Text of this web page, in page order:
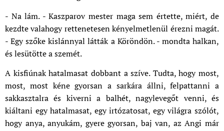
- Na lám. - Kaszparov mester maga sem értette, miért, de
kezdte valahogy rettenetesen kényelmetlenül érezni magát.
- Egy szőke kislánnyal látták a Köröndön. - mondta halkan,
és lesütötte a szemét.
A kisfiúnak hatalmasat dobbant a szíve. Tudta, hogy most,
most, most kéne gyorsan a sarkára állni, felpattanni a
sakkasztalra és kiverni a balhét, nagylevegőt venni, és
kiáltani egy hatalmasat, egy irtózatosat, egy világra szólót,
hogy anya, anyukám, gyere gyorsan, baj van, az Angi már